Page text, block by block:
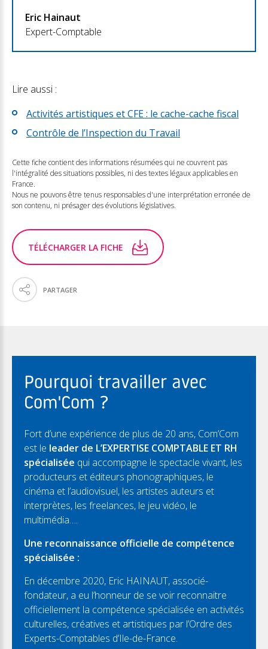
Eric Hainaut
Expert-Comptable
Lire aussi :
Activités artistiques et CFE : le cache-cache fiscal
Contrôle de l’Inspection du Travail
Cette fiche contient des informations résumées qui ne couvrent pas
l'intégralité des situations possibles, ni des textes légaux applicables en
France.
Nous ne pouvons être tenus responsables d'une interprétation erronée de
son contenu, ni présager des évolutions législatives.
PARTAGER
TÉLÉCHARGER LA FICHE
Pourquoi travailler avec
Com'Com ?
Fort d’une expérience de plus de 20 ans, Com’Com
est le leader de L’EXPERTISE COMPTABLE ET RH
spécialisée qui accompagne le spectacle vivant, les
producteurs et éditeurs phonographiques, le
cinéma et l’audiovisuel, les artistes auteurs et
interprètes, les freelances, le jeu vidéo, le
multimédia….
Une reconnaissance officielle de compétence
spécialisée :
En décembre 2020, Eric HAINAUT, associé-
fondateur, a eu l’honneur de se voir reconnaitre
officiellement la compétence spécialisée en activités
culturelles, créatives et artistiques par l’Ordre des
Experts-Comptables d’Ile-de-France.